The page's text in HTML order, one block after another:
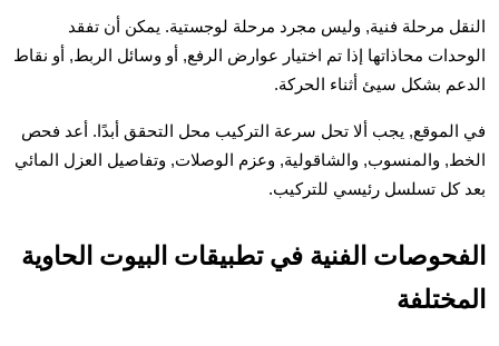
النقل مرحلة فنية, وليس مجرد مرحلة لوجستية. يمكن أن تفقد
الوحدات محاذاتها إذا تم اختيار عوارض الرفع, أو وسائل الربط, أو نقاط
الدعم بشكل سيئ أثناء الحركة.
في الموقع, يجب ألا تحل سرعة التركيب محل التحقق أبدًا. أعد فحص
الخط, والمنسوب, والشاقولية, وعزم الوصلات, وتفاصيل العزل المائي
بعد كل تسلسل رئيسي للتركيب.
الفحوصات الفنية في تطبيقات البيوت الحاوية
المختلفة